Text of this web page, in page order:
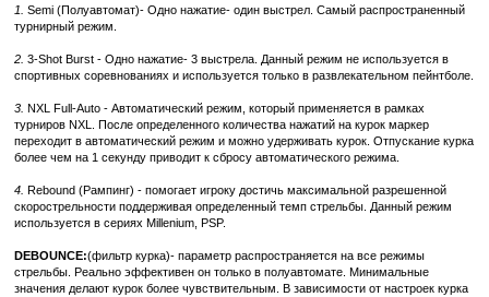
1. Semi (Полуавтомат)- Одно нажатие- один выстрел. Самый распространенный
турнирный режим.
2. 3-Shot Burst - Одно нажатие- 3 выстрела. Данный режим не используется в
спортивных соревнованиях и используется только в развлекательном пейнтболе.
3. NXL Full-Auto - Автоматический режим, который применяется в рамках
турниров NXL. После определенного количества нажатий на курок маркер
переходит в автоматический режим и можно удерживать курок. Отпускание курка
более чем на 1 секунду приводит к сбросу автоматического режима.
4.
Rebound (Рампинг) - помогает игроку достичь максимальной разрешенной
скорострельности поддерживая определенный темп стрельбы. Данный режим
используется в сериях Millenium, PSP.
DEBOUNCE:(фильтр курка)- параметр распространяется на все режимы
стрельбы. Реально эффективен он только в полуавтомате. Минимальные
значения делают курок более чувствительным. В зависимости от настроек курка